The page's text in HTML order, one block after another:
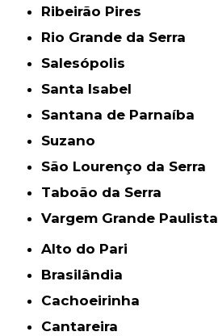
Ribeirão Pires
Rio Grande da Serra
Salesópolis
Santa Isabel
Santana de Parnaíba
Suzano
São Lourenço da Serra
Taboão da Serra
Vargem Grande Paulista
Alto do Pari
Brasilândia
Cachoeirinha
Cantareira